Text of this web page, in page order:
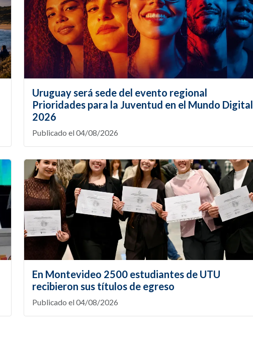
Uruguay será sede del evento regional
Prioridades para la Juventud en el Mundo Digital
2026
Publicado el 04/08/2026
En Montevideo 2500 estudiantes de UTU
recibieron sus títulos de egreso
Publicado el 04/08/2026